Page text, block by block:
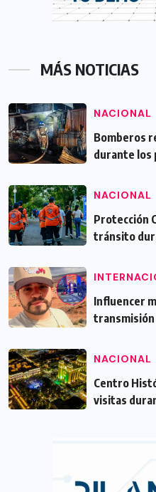
MÁS NOTICIAS
NACIONAL
Bomberos
durante los
NACIONAL
Protección
tránsito
Influencer
transmisión
NACIONAL
Centro
visitas